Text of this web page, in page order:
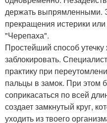
держать выпрямленными.
прекращения истерики
"Черепаха".
Простейший способ
заблокировать.
практику при
пальцы в замок. При этом
соприкасаться по всей
создает замкнутый круг,
уходить из твоего